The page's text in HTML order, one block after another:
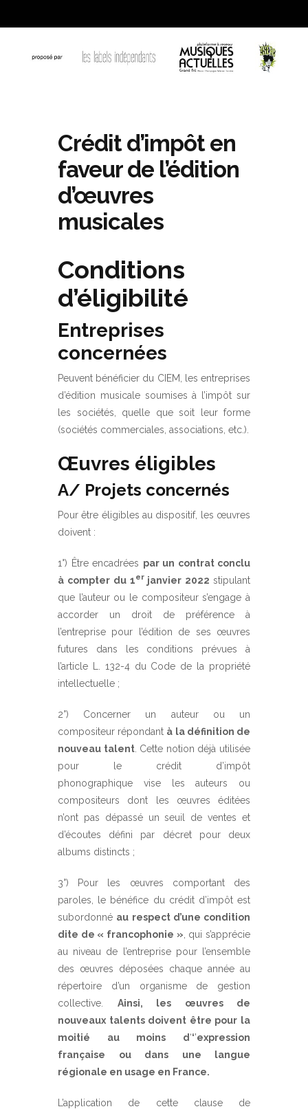
Crédit d’impôt en
faveur de l’édition
d’œuvres
musicales
Conditions
d’éligibilité
Entreprises
concernées
Peuvent bénéficier du CIEM, les entreprises
d’édition musicale soumises à l’impôt sur
les sociétés, quelle que soit leur forme
(sociétés commerciales, associations, etc.).
Œuvres éligibles
A/ Projets concernés
Pour être éligibles au dispositif, les œuvres
doivent :
1°) Être encadrées par un contrat conclu
à compter du 1erjanvier 2022 stipulant
que l’auteur ou le compositeur s’engage à
accorder un droit de préférence à
l’entreprise pour l’édition de ses œuvres
futures dans les conditions prévues à
l’article L. 132-4 du Code de la propriété
intellectuelle ;
2°) Concerner un auteur ou un
compositeur répondant à la définition de
nouveau talent. Cette notion déjà utilisée
pour le crédit d’impôt
phonographique vise les auteurs ou
compositeurs dont les œuvres éditées
n’ont pas dépassé un seuil de ventes et
d’écoutes défini par décret pour deux
albums distincts ;
3°) Pour les œuvres comportant des
paroles, le bénéfice du crédit d’impôt est
subordonné au respect d’une condition
dite de « francophonie » , qui s’apprécie
au niveau de l’entreprise pour l’ensemble
des œuvres déposées chaque année au
répertoire d’un organisme de gestion
collective. Ainsi, les œuvres de
nouveaux talents doivent être pour la
moitié au moins d ‘‘’expression
française ou dans une langue
régionale en usage en France.
L’application de cette clause de